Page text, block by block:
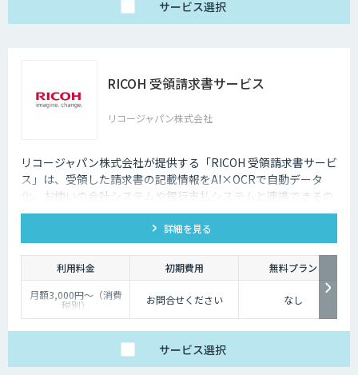
サービス選択
RICOH 受領請求書サービス
リコージャパン株式会社
リコージャパン株式会社が提供する「RICOH 受領請求書サービ
ス」は、受領した請求書の記載情報をAI×OCRで自動データ
化。お使いの会計システムや銀行支払システムと連携できるの
で、入力業務の効率化、ミス削減を実現します。
詳細を見る
利用料金 初期費用
無料プラン
月額3,000円～（消費
税別）
（人の目によるデータ
修正代行）：サービス
利用料と併せて月額
お問合せください なし
サービス選択